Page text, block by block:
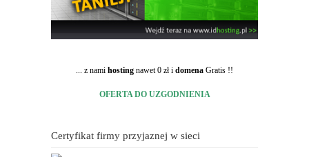
... z nami hosting nawet 0 zł i domena Gratis !!
OFERTA DO UZGODNIENIA
Certyfikat firmy przyjaznej w sieci